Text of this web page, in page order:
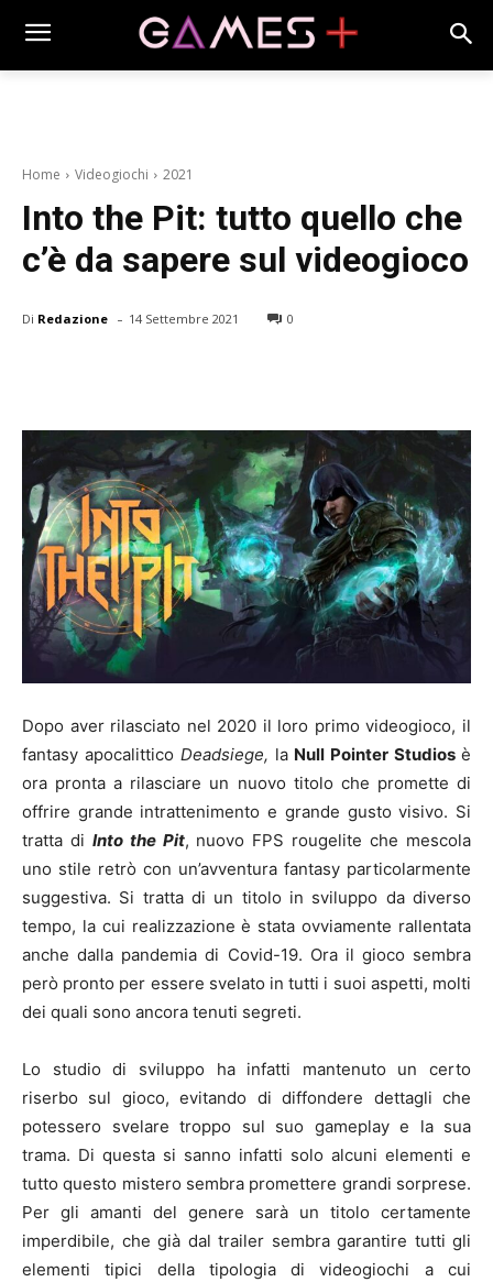
Home Videogiochi 2021
Into the Pit: tutto quello che
c’è da sapere sul videogioco
Di Redazione - 14 Settembre 2021 0
Dopo aver rilasciato nel 2020 il loro primo videogioco, il
fantasy apocalittico Deadsiege, la Null Pointer Studiosè
ora pronta a rilasciare un nuovo titolo che promette di
offrire grande intrattenimento e grande gusto visivo. Si
tratta di Into the Pit, nuovo FPS rougelite che mescola
uno stile retrò con un’avventura fantasy particolarmente
suggestiva. Si tratta di un titolo in sviluppo da diverso
tempo, la cui realizzazione è stata ovviamente rallentata
anche dalla pandemia di Covid-19. Ora il gioco sembra
però pronto per essere svelato in tutti i suoi aspetti, molti
dei quali sono ancora tenuti segreti.
Lo studio di sviluppo ha infatti mantenuto un certo
riserbo sul gioco, evitando di diffondere dettagli che
potessero svelare troppo sul suo gameplay e la sua
trama. Di questa si sanno infatti solo alcuni elementi e
tutto questo mistero sembra promettere grandi sorprese.
Per gli amanti del genere sarà un titolo certamente
imperdibile, che già dal trailer sembra garantire tutti gli
elementi tipici della tipologia di videogiochi a cui